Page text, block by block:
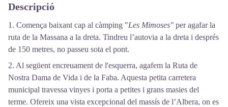
Descripció
1. Comença baixant cap al càmping "Les Mimoses" per agafar la
ruta de la Massana a la dreta. Tindreu l’autovia a la dreta i després
de 150 metres, no passeu sota el pont.
2. Al següent encreuament de l'esquerra, agafem la Ruta de
Nostra Dama de Vida i de la Faba. Aquesta petita carretera
municipal travessa vinyes i porta a petites i grans masies del
terme. Ofereix una vista excepcional del massís de l’Albera, on es